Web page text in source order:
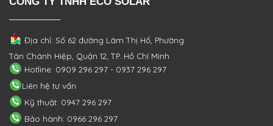
Địa chỉ: Số 62 đường Lâm Thị Hố, Phường
Tân Chánh Hiệp, Quận 12, TP. Hồ Chí Minh
Hotline: 0909 296 297 - 0937 296 297
Liên hệ tư vấn
Kỹ thuật: 0947 296 297
Bảo hành: 0966 296 297